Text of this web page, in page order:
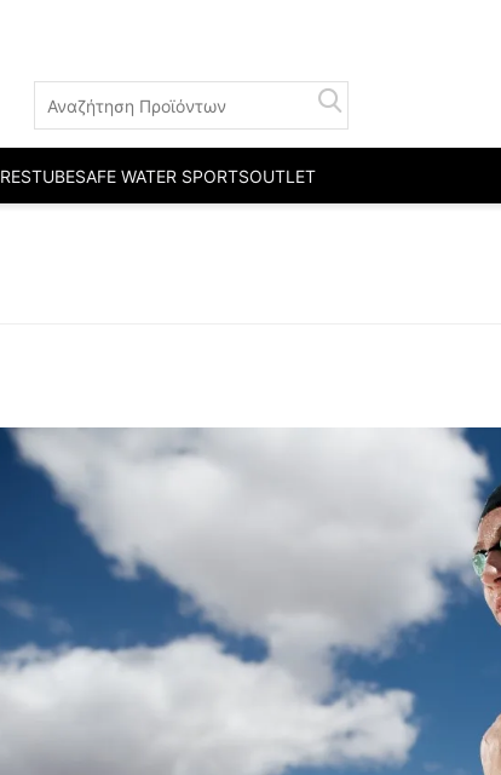
RESTUBESAFE WATER SPORTSOUTLET